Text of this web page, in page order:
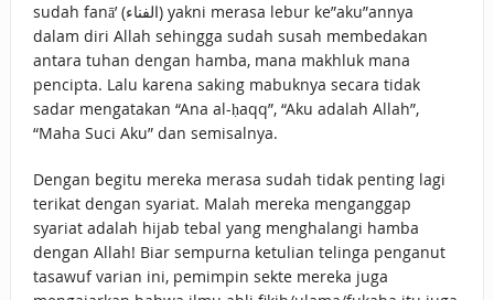
sudah fanā’ (الفناء) yakni merasa lebur ke”aku”annya
dalam diri Allah sehingga sudah susah membedakan
antara tuhan dengan hamba, mana makhluk mana
pencipta. Lalu karena saking mabuknya secara tidak
sadar mengatakan “Ana al-ḥaqq”, “Aku adalah Allah”,
“Maha Suci Aku” dan semisalnya.
Dengan begitu mereka merasa sudah tidak penting lagi
terikat dengan syariat. Malah mereka menganggap
syariat adalah hijab tebal yang menghalangi hamba
dengan Allah! Biar sempurna ketulian telinga penganut
tasawuf varian ini, pemimpin sekte mereka juga